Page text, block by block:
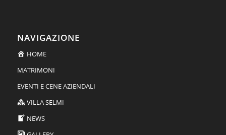
NAVIGAZIONE
HOME
MATRIMONI
EVENTI E CENE AZIENDALI
VILLA SELMI
NEWS